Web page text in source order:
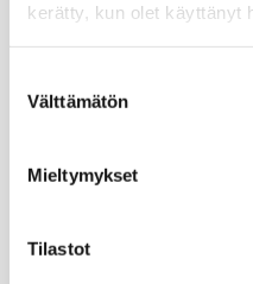
kerätty, kun olet käyttänyt
valinta
Välttämätön
Mieltymykset
Tilastot